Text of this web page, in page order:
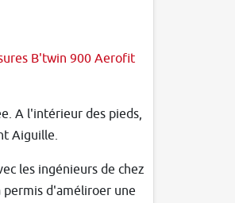
B'twin 900 Aerofit
A l'intérieur des pieds,
Aiguille.
les ingénieurs de chez
permis d'améliroer une